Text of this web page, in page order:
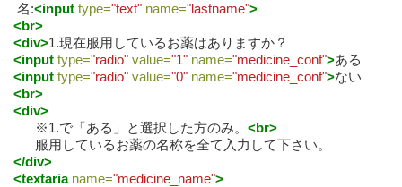
名:<input type="text" name="lastname">
<br>
<div>1.現在服用しているお薬はありますか？
<input type="radio" value="1" name="medicine_conf">ある
<input type="radio" value="0" name="medicine_conf">ない
<br>
<div>
※1.で「ある」と選択した方のみ。 <br>
服用しているお薬の名称を全て入力して下さい。
</div>
<textaria name="medicine_name">